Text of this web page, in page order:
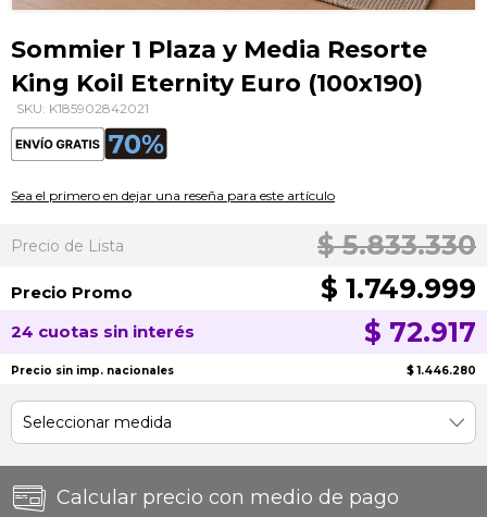
al
comienzo
de
la
galería
de
Sommier 1 Plaza y Media Resorte
King Koil Eternity Euro (100x190)
SKU: K185902842021
Sea el primero en dejar una reseña para este artículo
Precio de Lista $ 5.833.330
Precio Promo $ 1.749.999
24 cuotas sin interés $ 72.917
Precio sin imp. nacionales $ 1.446.280
Calcular precio con medio de pago